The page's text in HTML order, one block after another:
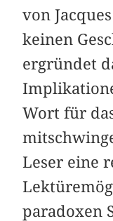
von
keinen
ergründet
Wort für
Leser eine
paradoxen